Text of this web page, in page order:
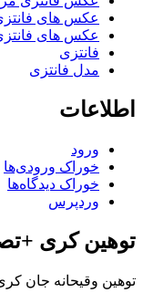
عکس های
عکس های
فانتزی
مدل فانتزی
اطلاعات
ورود
خوراک ورودی‌ها
خوراک دیدگاه‌ها
وردپرس
توهین کری
توهین وقیحانه جان